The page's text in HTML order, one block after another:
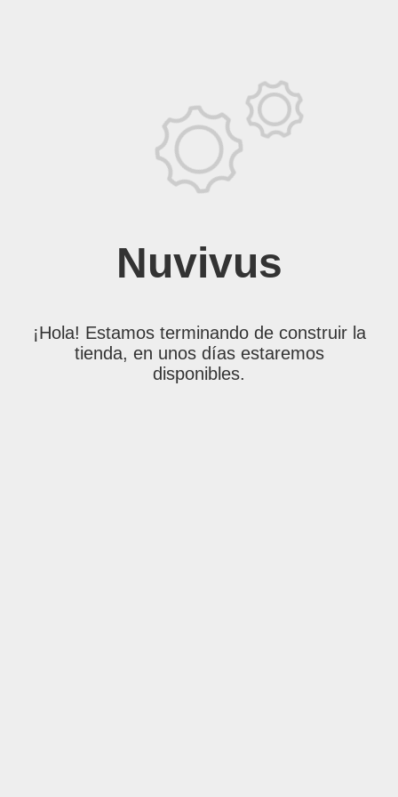
Nuvivus
¡Hola! Estamos terminando de construir la
tienda, en unos días estaremos
disponibles.